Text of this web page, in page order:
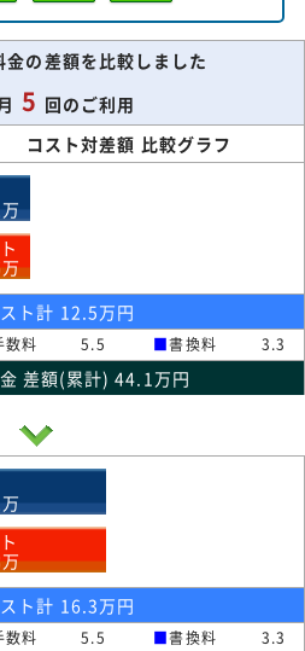
金の差額を比較しました
5 回のご利用
コスト対差額 比較グラフ
万
万
ト計 12.5万円
数料 5.5 ■書換料 3.3
差額(累計) 44.1万円
万
万
ト計 16.3万円
数料 5.5 ■書換料 3.3